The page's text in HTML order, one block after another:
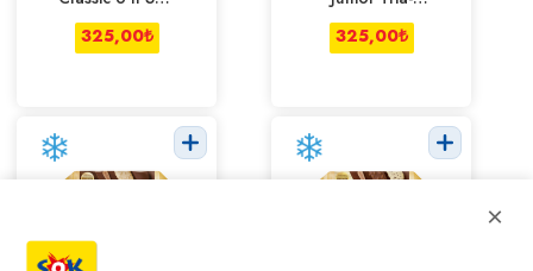
ml
325,00₺
Antep-Badem
6'lı Paket 360
ml
325,00₺
×